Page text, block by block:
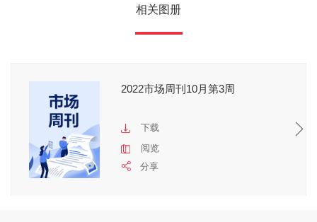
相关图册
2022市场周刊10月第3周
下载
阅览
分享